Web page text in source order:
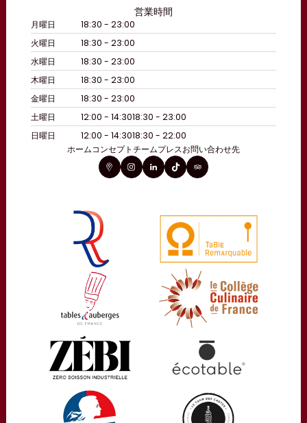
営業時間
月曜日
18:30 - 23:00
火曜日
18:30 - 23:00
水曜日
18:30 - 23:00
木曜日
18:30 - 23:00
金曜日
18:30 - 23:00
土曜日
12:00 - 14:3018:30 - 23:00
日曜日
12:00 - 14:3018:30 - 22:00
ホームコンセプトチームプレスお問い合わせ先